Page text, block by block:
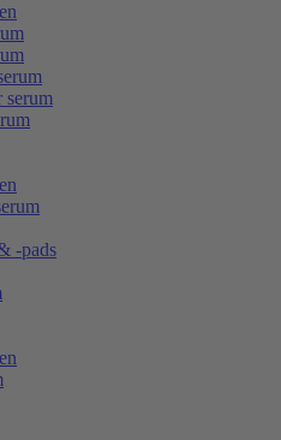
serum
-pads